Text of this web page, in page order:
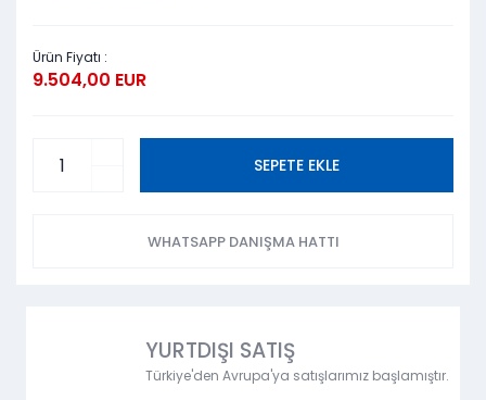
Ürün Fiyatı :
9.504,00 EUR
SEPETE EKLE
WHATSAPP DANIŞMA HATTI
YURTDIŞI SATIŞ
Türkiye'den Avrupa'ya satışlarımız başlamıştır.